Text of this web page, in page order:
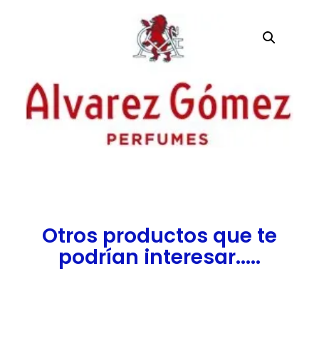
Otros productos que te
podrían interesar.....